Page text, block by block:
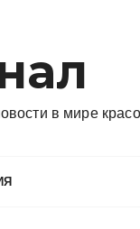
в мире